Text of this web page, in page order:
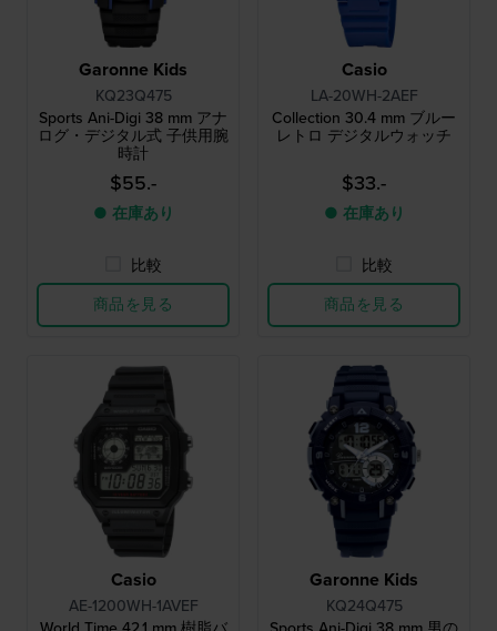
Garonne Kids
KQ23Q475
Sports Ani-Digi 38 mm アナ
ログ・デジタル式 子供用腕
時計
$55.-
● 在庫あり
比較
商品を見る
Casio
LA-20WH-2AEF
Collection 30.4 mm ブルー
レトロ デジタルウォッチ
$33.-
● 在庫あり
比較
商品を見る
Casio
AE-1200WH-1AVEF
Garonne Kids
KQ24Q475